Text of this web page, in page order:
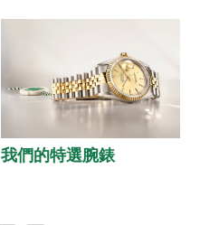
我們的特選腕錶